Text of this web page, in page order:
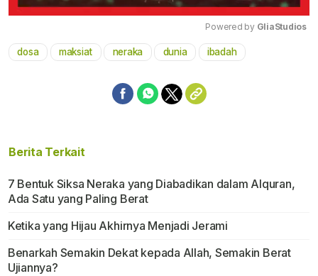
Powered by GliaStudios
dosa maksiat neraka dunia ibadah
Berita Terkait
7 Bentuk Siksa Neraka yang Diabadikan dalam Alquran,
Ada Satu yang Paling Berat
Ketika yang Hijau Akhirnya Menjadi Jerami
Benarkah Semakin Dekat kepada Allah, Semakin Berat
Ujiannya?